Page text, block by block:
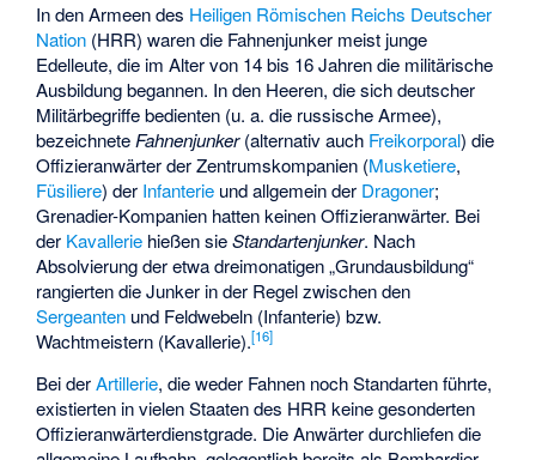
In den Armeen des Heiligen Römischen Reichs Deutscher
Nation (HRR) waren die Fahnenjunker meist junge
Edelleute, die im Alter von 14 bis 16 Jahren die militärische
Ausbildung begannen. In den Heeren, die sich deutscher
Militärbegriffe bedienten (u. a. die russische Armee),
bezeichnete Fahnenjunker(alternativ auch Freikorporal) die
Offizieranwärter der Zentrumskompanien (Musketiere,
Füsiliere) der Infanterie und allgemein der Dragoner;
Grenadier-Kompanien hatten keinen Offizieranwärter. Bei
der Kavallerie hießen sieStandartenjunker. Nach
Absolvierung der etwa dreimonatigen „Grundausbildung“
rangierten die Junker in der Regel zwischen den
Sergeanten und Feldwebeln (Infanterie) bzw.
Wachtmeistern (Kavallerie).[16]
Bei derArtillerie, die weder Fahnen noch Standarten führte,
existierten in vielen Staaten des HRR keine gesonderten
Offizieranwärterdienstgrade. Die Anwärter durchliefen die